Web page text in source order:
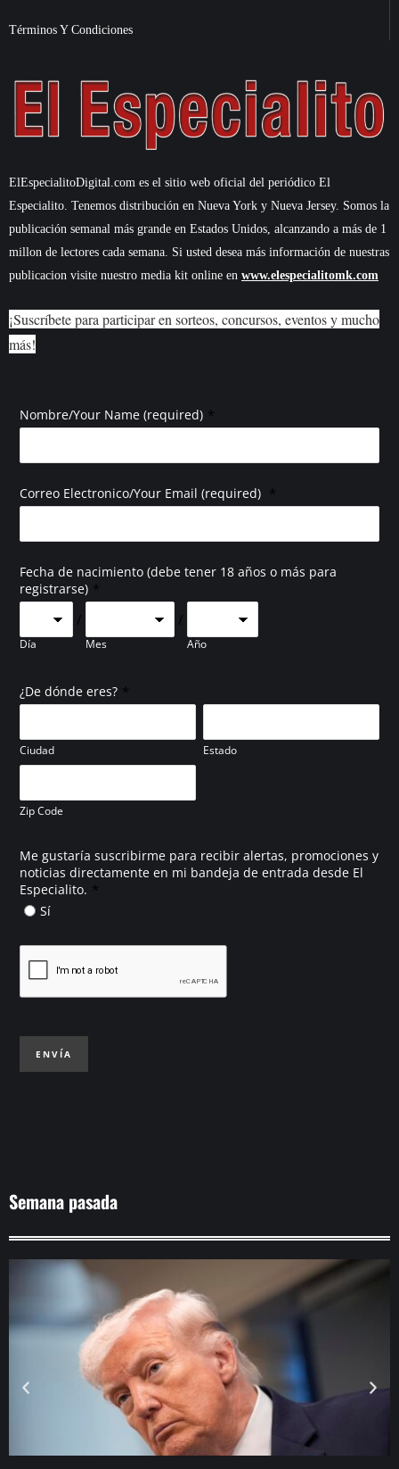
Términos Y Condiciones
ElEspecialitoDigital.com es el sitio web oficial del periódico El
Especialito. Tenemos distribución en Nueva York y Nueva Jersey. Somos la
publicación semanal más grande en Estados Unidos, alcanzando a más de 1
millon de lectores cada semana. Si usted desea más información de nuestras
publicacion visite nuestro media kit online en www.elespecialitomk.com
¡Suscríbete para participar en sorteos, concursos, eventos y mucho
más!
Nombre/Your Name (required) *
Correo Electronico/Your Email (required) *
Fecha de nacimiento (debe tener 18 años o más para
registrarse) *
Día
/
Mes
/
Año
¿De dónde eres? *
Ciudad Estado
Zip Code
Me gustaría suscribirme para recibir alertas, promociones y
noticias directamente en mi bandeja de entrada desde El
Especialito. *
Sí
ENVÍA
Semana pasada